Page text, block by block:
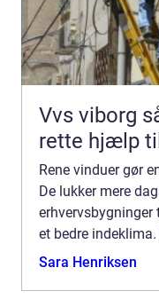
Vvs viborg sådan vælger du den
rette hjælp
Rene vinduer gør
De lukker mere
et bedre
virksomheder
Sara Henriksen